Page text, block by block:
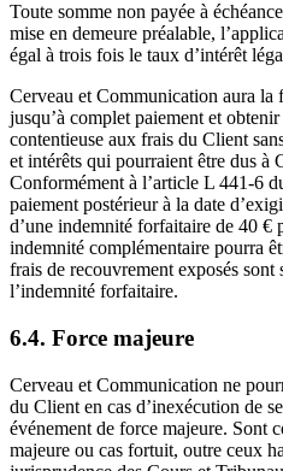
Toute somme non payée à
mise en demeure préalable,
égal à trois fois le taux d’intérêt
Cerveau et Communication aura la
jusqu’à complet paiement et
contentieuse aux frais du Client
et intérêts qui pourraient être dus à
Conformément à l’article L 441-6
paiement postérieur à la date
d’une indemnité forfaitaire de 40 €
indemnité complémentaire pourra
frais de recouvrement exposés sont
l’indemnité forfaitaire.
6.4. Force majeure
Cerveau et Communication ne
du Client en cas d’inexécution de
événement de force majeure. Sont
majeure ou cas fortuit, outre ceux